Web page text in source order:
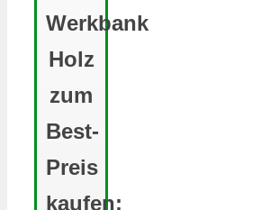
Werkbank
Holz
zum
Best-
Preis
kaufen: